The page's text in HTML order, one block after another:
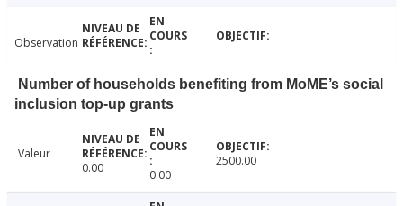
Observation
Number of households benefiting from MoME’s social
inclusion top-up grants
Valeur
0.00
0.00
2500.00